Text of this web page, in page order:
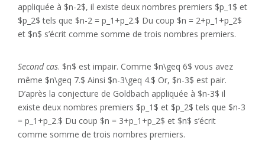
appliquée à $n-2$, il existe deux nombres premiers $p_1$ et
$p_2$ tels que $n-2 = p_1+p_2.$ Du coup $n = 2+p_1+p_2$
et $n$ s’écrit comme somme de trois nombres premiers.
Second cas. $n$ est impair. Comme $n\geq 6$ vous avez
même $n\geq 7.$ Ainsi $n-3\geq 4.$ Or, $n-3$ est pair.
D’après la conjecture de Goldbach appliquée à $n-3$ il
existe deux nombres premiers $p_1$ et $p_2$ tels que $n-3
= p_1+p_2.$ Du coup $n = 3+p_1+p_2$ et $n$ s’écrit
comme somme de trois nombres premiers.